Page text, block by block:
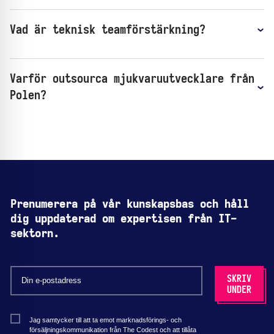
Vad är teknisk teamförstärkning?
Varför outsourca mjukvaruutvecklare från
Polen?
Prenumerera på vår kunskapsbas och håll
dig uppdaterad om expertisen från IT-
sektorn.
Jag samtycker till att ta emot marknadsförings- och
försäljningskommunikation från The Codest och att tillåta